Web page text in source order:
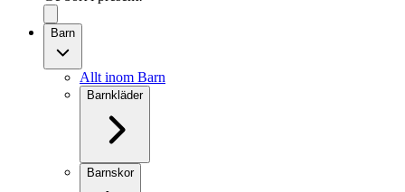
Barn
Allt inom Barn
Barnkläder
Barnskor